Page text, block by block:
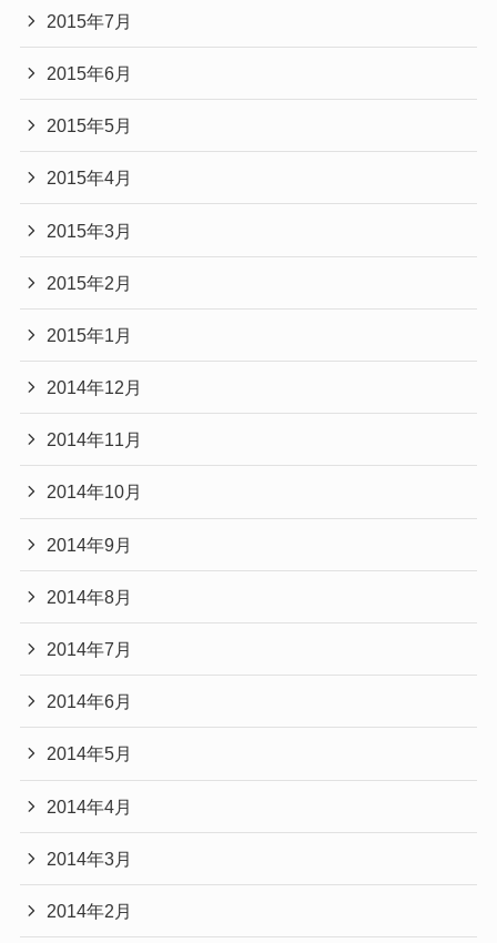
2015年7月
2015年6月
2015年5月
2015年4月
2015年3月
2015年2月
2015年1月
2014年12月
2014年11月
2014年10月
2014年9月
2014年8月
2014年7月
2014年6月
2014年5月
2014年4月
2014年3月
2014年2月